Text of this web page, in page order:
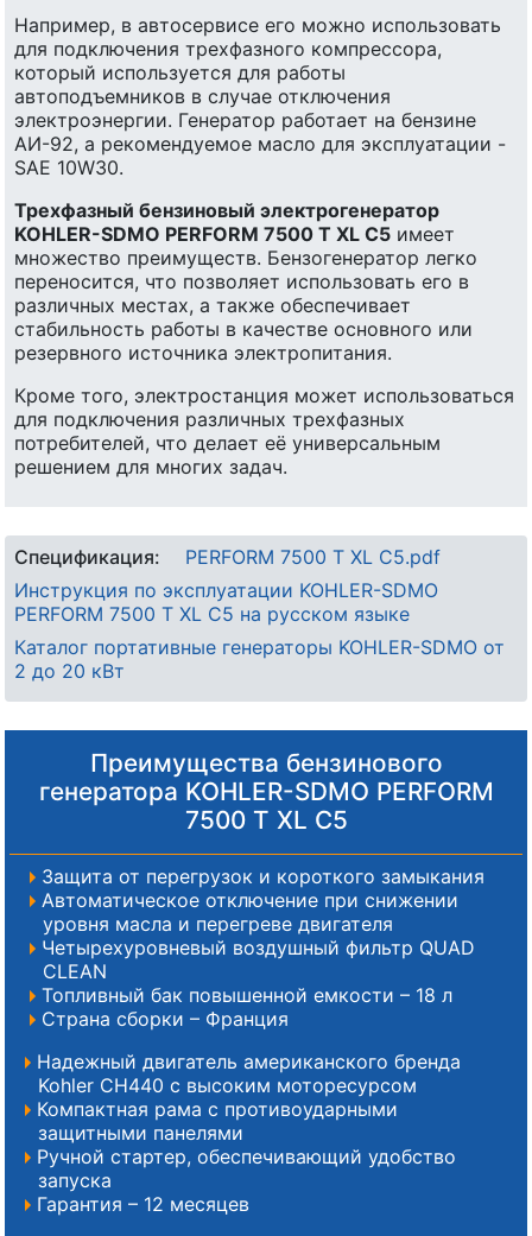
Например, в автосервисе его можно использовать
для подключения трехфазного компрессора,
который используется для работы
автоподъемников в случае отключения
электроэнергии. Генератор работает на бензине
АИ-92, а рекомендуемое масло для эксплуатации -
SAE 10W30.
Трехфазный бензиновый электрогенератор
KOHLER-SDMO PERFORM 7500 T XL C5 имеет
множество преимуществ. Бензогенератор легко
переносится, что позволяет использовать его в
различных местах, а также обеспечивает
стабильность работы в качестве основного или
резервного источника электропитания.
Кроме того, электростанция может использоваться
для подключения различных трехфазных
потребителей, что делает её универсальным
решением для многих задач.
Спецификация:
PERFORM 7500 T XL C5.pdf
Инструкция по эксплуатации KOHLER-SDMO
PERFORM 7500 T XL C5 на русском языке
Каталог портативные генераторы KOHLER-SDMO от
2 до 20 кВт
Преимущества бензинового
генератора KOHLER-SDMO PERFORM
7500 T XL C5
Защита от перегрузок и короткого замыкания
Автоматическое отключение при снижении
уровня масла и перегреве двигателя
Четырехуровневый воздушный фильтр QUAD
CLEAN
Топливный бак повышенной емкости – 18 л
Страна сборки – Франция
Надежный двигатель американского бренда
Kohler CH440 с высоким моторесурсом
Компактная рама с противоударными
защитными панелями
Ручной стартер, обеспечивающий удобство
запуска
Гарантия – 12 месяцев